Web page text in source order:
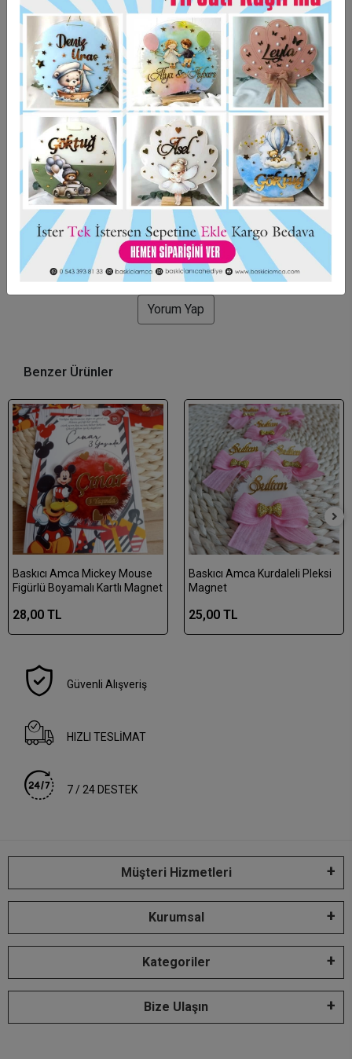
Taksit Seçenekleri
Garanti Ve Teslimat
Hızlı Gönderi Güvenli Alışveriş İade ve Değişim
Bu ürün için henüz yorum yapılmadı.
Yorum Yap
Benzer Ürünler
Baskıcı Amca Mickey Mouse
Figürlü Boyamalı Kartlı Magnet
28,00 TL
Baskıcı Amca Kurdaleli Pleksi
Magnet
25,00 TL
Güvenli Alışveriş
HIZLI TESLİMAT
7 / 24 DESTEK
Müşteri Hizmetleri
Kurumsal
Kategoriler
Bize Ulaşın